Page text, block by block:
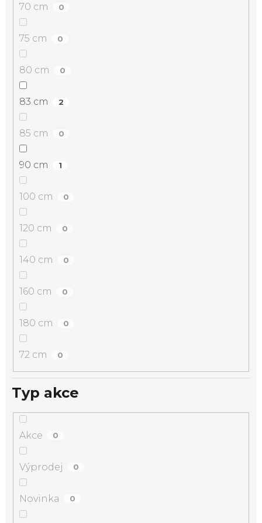
70 cm 0
75 cm 0
80 cm 0
83 cm 2
85 cm 0
90 cm 1
100 cm 0
120 cm 0
140 cm 0
160 cm 0
180 cm 0
72 cm 0
Typ akce
Akce 0
Výprodej 0
Novinka 0